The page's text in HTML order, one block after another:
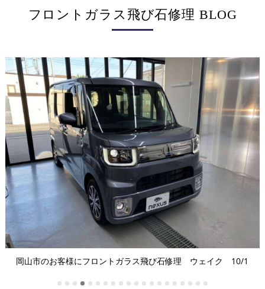
フロントガラス飛び石修理 BLOG
岡山市のお客様にフロントガラス飛び石修理 スペイド 2023/4/10